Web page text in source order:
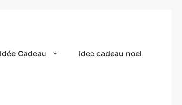
Idée Cadeau Idee cadeau noel